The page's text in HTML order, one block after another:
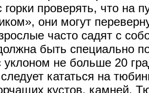
горки проверять, что на
они могут
часто садят с
быть специально
уклоном не больше 20
кататься на
кустов, камней.